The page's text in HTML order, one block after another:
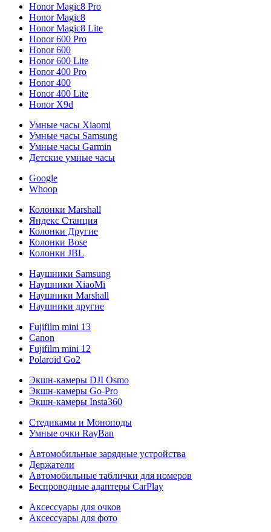
Honor Magic8 Pro
Honor Magic8
Honor Magic8 Lite
Honor 600 Pro
Honor 600
Honor 600 Lite
Honor 400 Pro
Honor 400
Honor 400 Lite
Honor X9d
Умные часы Xiaomi
Умные часы Samsung
Умные часы Garmin
Детские умные часы
Google
Whoop
Колонки Marshall
Яндекс Станция
Колонки Другие
Колонки Bose
Колонки JBL
Наушники Samsung
Наушники XiaoMi
Наушники Marshall
Наушники другие
Fujifilm mini 13
Canon
Fujifilm mini 12
Polaroid Go2
Экшн-камеры DJI Osmo
Экшн-камеры Go-Pro
Экшн-камеры Insta360
Стедикамы и Моноподы
Умные очки RayBan
Автомобильные зарядные устройства
Держатели
Автомобильные таблички для номеров
Беспроводные адаптеры CarPlay
Аксессуары для очков
Аксессуары для фото